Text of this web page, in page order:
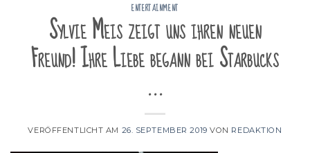
ENTERTAINMENT
Sylvie Meis zeigt uns ihren neuen
Freund! Ihre Liebe begann bei Starbucks
…
VERÖFFENTLICHT AM 26. SEPTEMBER 2019 VON REDAKTION